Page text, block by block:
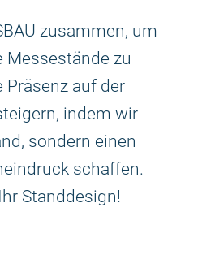
zusammen, um
zu
Präsenz auf der
indem wir
sondern einen
schaffen.
Standdesign!